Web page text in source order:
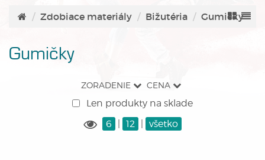
Zdobiace materiály Bižutéria Gumičky
Gumičky
ZORADENIE CENA
Len produkty na sklade
6
12 všetko